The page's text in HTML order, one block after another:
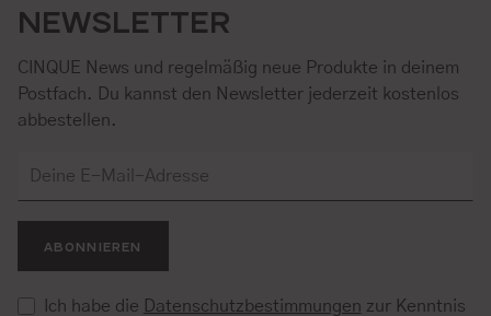
NEWSLETTER
CINQUE News und regelmäßig neue Produkte in deinem
Postfach. Du kannst den Newsletter jederzeit kostenlos
abbestellen.
ABONNIEREN
Ich habe die Datenschutzbestimmungen zur Kenntnis